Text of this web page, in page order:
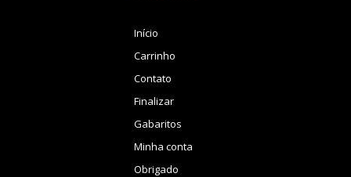
Início
Carrinho
Contato
Finalizar
Gabaritos
Minha conta
Obrigado